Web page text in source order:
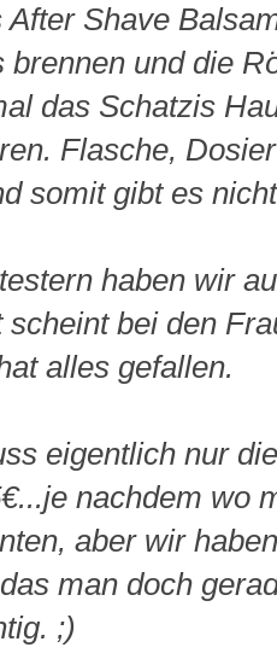
After Shave
brennen und die
das Schatzis
Flasche,
somit gibt es
haben wir
bei den
alles gefallen.
eigentlich nur
nachdem wo
aber wir
man doch
;)